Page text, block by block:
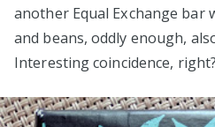
another Equal Exchange bar
and beans, oddly enough,
Interesting coincidence, right?